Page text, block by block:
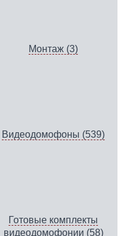
Монтаж (3)
Видеодомофоны (539)
Готовые комплекты
видеодомофонии (58)